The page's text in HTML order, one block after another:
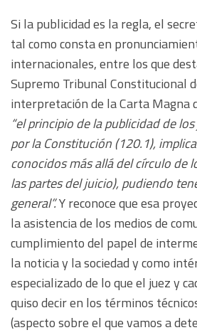
Si la publicidad es la regla, el
tal como consta en
internacionales, entre los que
Supremo Tribunal Constitucional
interpretación de la Carta Magna
“el principio de la publicidad de
por la Constitución (120.1),
conocidos más allá del círculo de
las partes del juicio), pudiendo
general”.Y reconoce que esa
la asistencia de los medios de
cumplimiento del papel de
la noticia y la sociedad y como
especializado de lo que el juez y
quiso decir en los términos
(aspecto sobre el que vamos a